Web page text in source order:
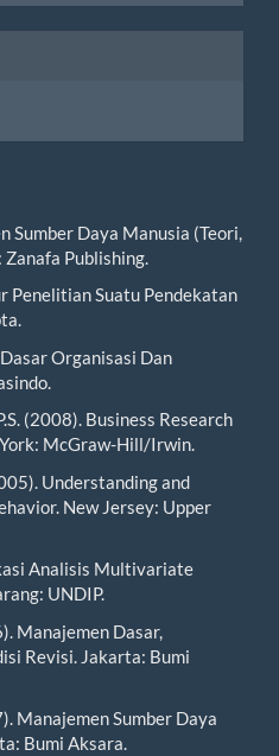
Sumber Daya Manusia (Teori,
Publishing.
Penelitian Suatu Pendekatan
Organisasi Dan
(2008). Business Research
McGraw-Hill/Irwin.
Understanding and
New Jersey: Upper
Analisis Multivariate
UNDIP.
Manajemen Dasar,
Revisi. Jakarta: Bumi
Manajemen Sumber Daya
Bumi Aksara.